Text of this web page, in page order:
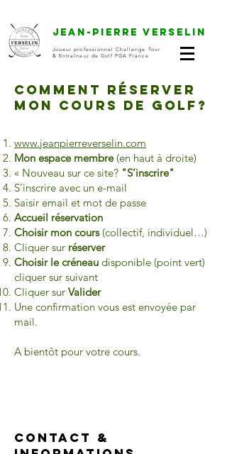
Jean-Pierre VERSELIN
Joueur professionnel Challenge Tour
& Entraîneur de Golf PGA France
Comment réserver
mon cours de golf?
www.jeanpierreverselin.com
Mon espace membre(en haut à droite)
« Nouveau sur ce site? "S’inscrire"
S’inscrire avec un e-mail
Saisir email et mot de passe
Accueil réservation
Choisir mon cours(collectif, individuel…)
Cliquer sur réserver
Choisir le créneau disponible (point vert)
cliquer sur suivant
Cliquer sur Valider
Une confirmation vous est envoyée par
mail.
A bientôt pour votre cours.
CONTACT &